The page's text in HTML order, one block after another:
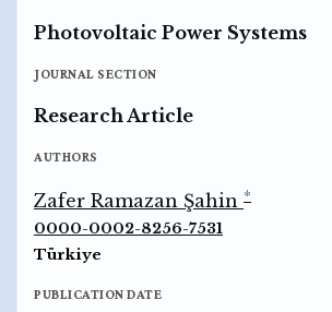
Photovoltaic Power Systems
JOURNAL SECTION
Research Article
AUTHORS
Zafer Ramazan Şahin *
0000-0002-8256-7531
Türkiye
PUBLICATION DATE